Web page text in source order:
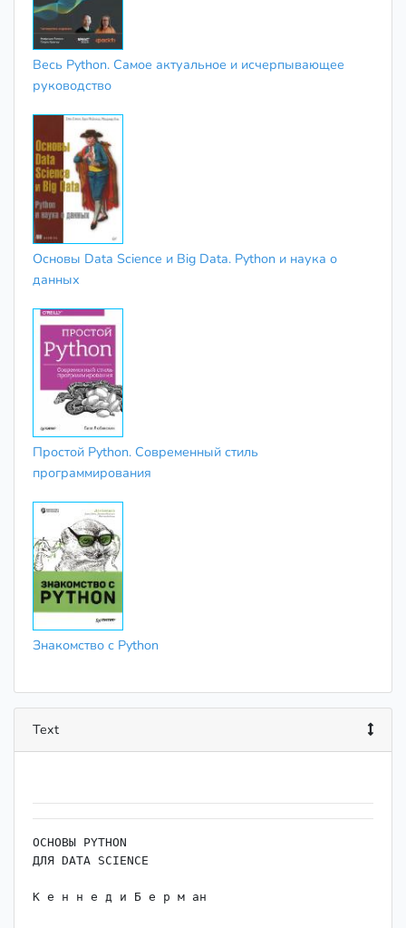
Весь Python. Самое актуальное и исчерпывающее
руководство
Основы Data Science и Big Data. Python и наука о
данных
Простой Python. Современный стиль
программирования
Знакомство с Python
Text
ОСНОВЫ PYTHON
ДЛЯ DATA SCIENCE
К е н н е д и Б е р м ан